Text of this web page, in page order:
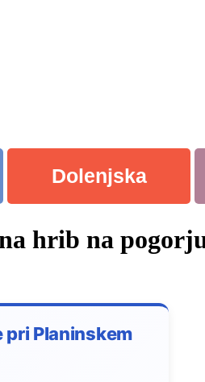
Dolenjska
hrib na
pri Planinskem